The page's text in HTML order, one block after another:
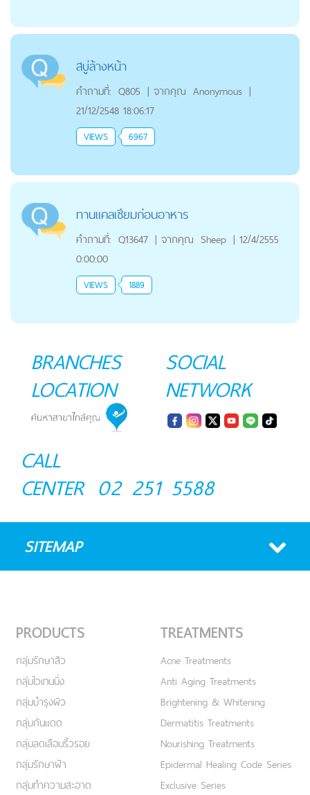
สบู่ล้างหน้า
คำถามที่: Q805 | จากคุณ Anonymous |
21/12/2548 18:06:17
VIEWS 6967
ทานแคลเซียมก่อนอาหาร
คำถามที่: Q13647 | จากคุณ Sheep | 12/4/2555
0:00:00
VIEWS 1889
BRANCHES
LOCATION
SOCIAL
NETWORK
CALL
CENTER 02 251 5588
SITEMAP
PRODUCTS
กลุ่มรักษาสิว
กลุ่มไวเทนนิ่ง
กลุ่มบำรุงผิว
กลุ่มกันแดด
กลุ่มลดเลือนริ้วรอย
กลุ่มรักษาฝ้า
กลุ่มทำความสะอาด
TREATMENTS
Acne Treatments
Anti Aging Treatments
Brightening & Whitening
Dermatitis Treatments
Nourishing Treatments
Epidermal Healing Code Series
Exclusive Series